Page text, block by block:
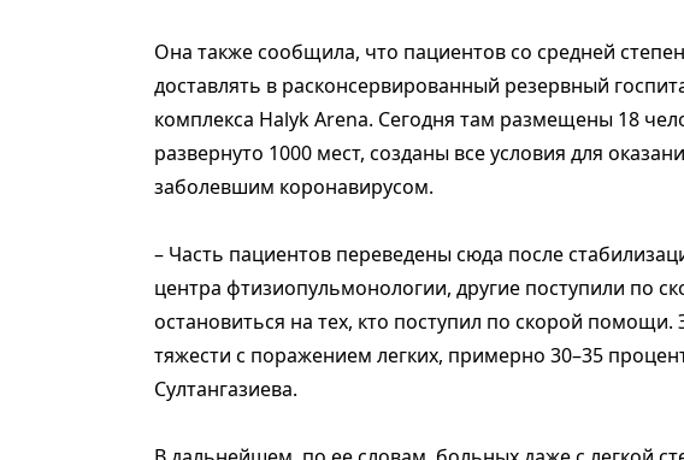
Она также сообщила, что пациентов со средней
доставлять в расконсервированный резервный
комплекса Halyk Arena. Сегодня там размещены 18
развернуто 1000 мест, созданы все условия для
заболевшим коронавирусом.
– Часть пациентов переведены сюда после
центра фтизиопульмонологии, другие поступили по
остановиться на тех, кто поступил по скорой
тяжести с поражением легких, примерно 30–35
Султангазиева.